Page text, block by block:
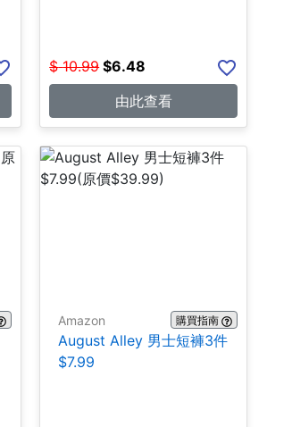
$ 10.99 $6.48
由此查看
Amazon 購買指南
August Alley 男士短褲3件
$7.99